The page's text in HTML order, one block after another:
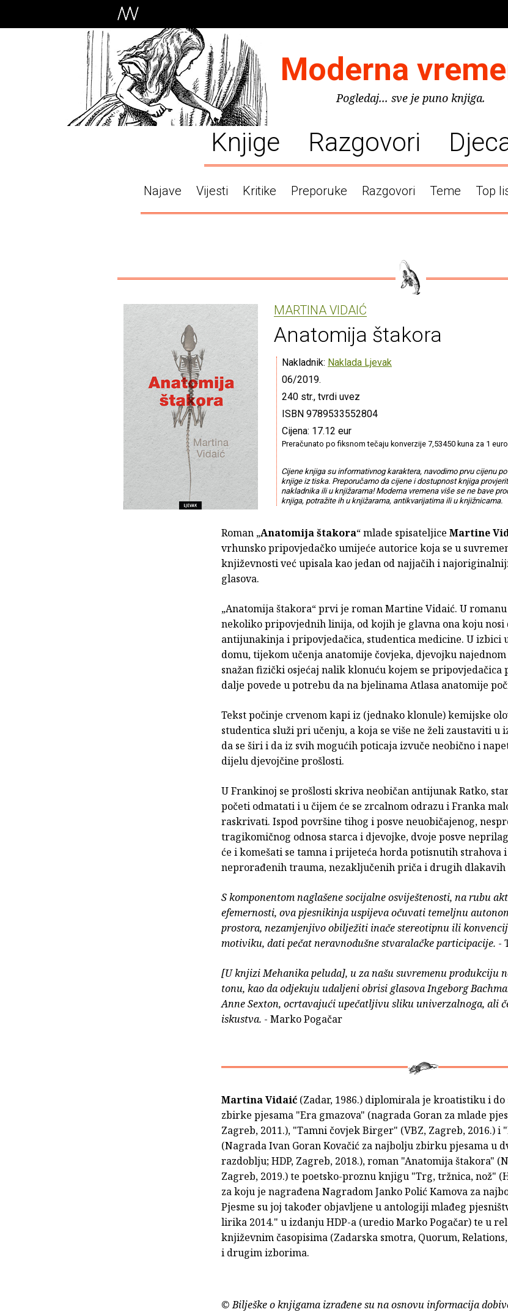
Moderna
Pogledaj... sve je puno knjiga.
Knjige Razgovori
Najave Vijesti Kritike Preporuke Razgovori Teme Top
MARTINA VIDAIĆ
Anatomija štakora
Nakladnik: Naklada Ljevak
06/2019.
240 str., tvrdi uvez
ISBN 9789533552804
Cijena: 17.12 eur
Preračunato po fiksnom tečaju konverzije 7,53450 kuna za 1 euro
Cijene knjiga su informativnog karaktera, navodimo prvu cijenu
knjige iz tiska. Preporučamo da cijene i dostupnost knjiga
nakladnika ili u knjižarama! Moderna vremena više se ne bave
knjiga, potražite ih u knjižarama, antikvarijatima ili u knjižnicama.
Roman „Anatomija štakora“ mlade spisateljice Martine
vrhunsko pripovjedačko umijeće autorice koja se u
književnosti već upisala kao jedan od najjačih i
glasova.
„Anatomija štakora“ prvi je roman Martine Vidaić. U
nekoliko pripovjednih linija, od kojih je glavna ona koju nosi
antijunakinja i pripovjedačica, studentica medicine. U izbici
domu, tijekom učenja anatomije čovjeka, djevojku
snažan fizički osjećaj nalik klonuću kojem se pripovjedačica
dalje povede u potrebu da na bjelinama Atlasa anatomije
Tekst počinje crvenom kapi iz (jednako klonule) kemijske
studentica služi pri učenju, a koja se više ne želi zaustaviti u
da se širi i da iz svih mogućih poticaja izvuče neobično i
dijelu djevojčine prošlosti.
U Frankinoj se prošlosti skriva neobičan antijunak Ratko,
početi odmatati i u čijem će se zrcalnom odrazu i Franka
raskrivati. Ispod površine tihog i posve neuobičajenog,
tragikomičnog odnosa starca i djevojke, dvoje posve
će i komešati se tamna i prijeteća horda potisnutih strahova
neprorađenih trauma, nezaključenih priča i drugih dlakavih
S komponentom naglašene socijalne osviještenosti, na rubu
efemernosti, ova pjesnikinja uspijeva očuvati temeljnu
prostora, nezamjenjivo obilježiti inače stereotipnu ili
motiviku, dati pečat neravnodušne stvaralačke participacije. -
[U knjizi Mehanika peluda], u za našu suvremenu produkciju
tonu, kao da odjekuju udaljeni obrisi glasova Ingeborg
Anne Sexton, ocrtavajući upečatljivu sliku univerzalnoga, ali
iskustva. - Marko Pogačar
Martina Vidaić (Zadar, 1986.) diplomirala je kroatistiku i do
zbirke pjesama "Era gmazova" (nagrada Goran za mlade
Zagreb, 2011.), "Tamni čovjek Birger" (VBZ, Zagreb, 2016.) i
(Nagrada Ivan Goran Kovačić za najbolju zbirku pjesama u
razdoblju; HDP, Zagreb, 2018.), roman "Anatomija štakora"
Zagreb, 2019.) te poetsko-proznu knjigu "Trg, tržnica, nož"
za koju je nagrađena Nagradom Janko Polić Kamova za
Pjesme su joj također objavljene u antologiji mlađeg
lirika 2014." u izdanju HDP-a (uredio Marko Pogačar) te u
književnim časopisima (Zadarska smotra, Quorum,
i drugim izborima.
© Bilješke o knjigama izrađene su na osnovu informacija